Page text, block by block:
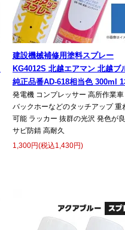
建設機械補修用塗料スプレー
KG4012S 北越エアマン 北越ブ
純正品番AD-618相当色 300ml
発電機 コンプレッサー 高所作業
バックホーなどのタッチアップ 重
可能 ラッカー 抜群の光沢 発色が
サビ防錆 高耐久
1,300円(税込1,430円)